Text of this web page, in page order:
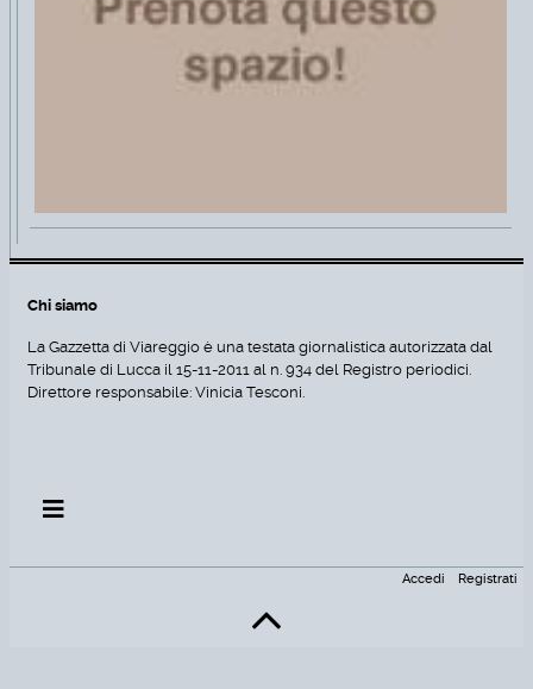
Chi siamo
La Gazzetta di Viareggio è una testata giornalistica autorizzata dal
Tribunale di Lucca il 15-11-2011 al n. 934 del Registro periodici.
Direttore responsabile: Vinicia Tesconi.
Accedi Registrati